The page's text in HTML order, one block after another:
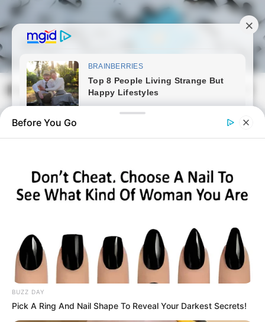
Skip
to
content
Magyarmozaik.com
PostedFriss hírek
Before You Go
BUZZ DAY
Pick A Ring And Nail Shape To Reveal Your Darkest Secrets!